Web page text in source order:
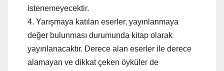
istenemeyecektir.
4. Yarışmaya katılan eserler, yayınlanmaya
değer bulunması durumunda kitap olarak
yayınlanacaktır. Derece alan eserler ile derece
alamayan ve dikkat çeken öyküler de